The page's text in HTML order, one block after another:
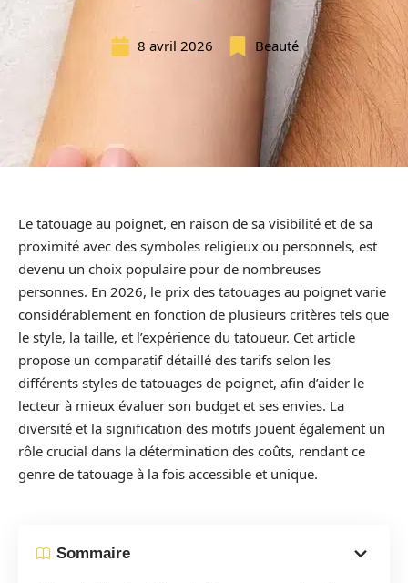
8 avril 2026 Beauté
Le tatouage au poignet, en raison de sa visibilité et de sa
proximité avec des symboles religieux ou personnels, est
devenu un choix populaire pour de nombreuses
personnes. En 2026, le prix des tatouages au poignet varie
considérablement en fonction de plusieurs critères tels que
le style, la taille, et l’expérience du tatoueur. Cet article
propose un comparatif détaillé des tarifs selon les
différents styles de tatouages de poignet, afin d’aider le
lecteur à mieux évaluer son budget et ses envies. La
diversité et la signification des motifs jouent également un
rôle crucial dans la détermination des coûts, rendant ce
genre de tatouage à la fois accessible et unique.
Sommaire